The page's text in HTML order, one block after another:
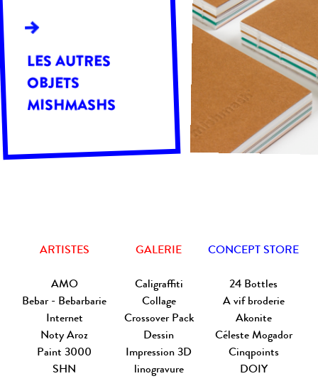
LES AUTRES
OBJETS
MISHMASHS
ARTISTES
AMO
Bebar - Bebarbarie
Internet
Noty Aroz
Paint 3000
SHN
GALERIE
Caligraffiti
Collage
Crossover Pack
Dessin
Impression 3D
linogravure
CONCEPT STORE
24 Bottles
A vif broderie
Akonite
Céleste Mogador
Cinqpoints
DOIY